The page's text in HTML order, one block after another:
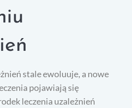
stale ewoluuje, a nowe
pojawiają się
leczenia uzależnień